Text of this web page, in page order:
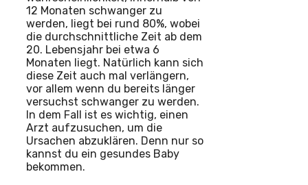
12 Monaten schwanger zu
werden, liegt bei rund 80%, wobei
die durchschnittliche Zeit ab dem
20. Lebensjahr bei etwa 6
Monaten liegt. Natürlich kann sich
diese Zeit auch mal verlängern,
vor allem wenn du bereits länger
versuchst schwanger zu werden.
In dem Fall ist es wichtig, einen
Arzt aufzusuchen, um die
Ursachen abzuklären. Denn nur so
kannst du ein gesundes Baby
bekommen.